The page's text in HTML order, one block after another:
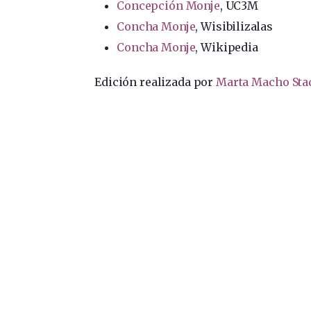
Concepción Monje, UC3M
Concha Monje, Wisibilizalas
Concha Monje, Wikipedia
Edición realizada por Marta Macho